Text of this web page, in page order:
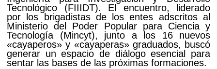
Tecnológico (FIIIDT). El encuentro, liderado
por los brigadistas de los entes adscritos al
Ministerio del Poder Popular para Ciencia y
Tecnología (Mincyt), junto a los 16 nuevos
«cayaperos» y «cayaperas» graduados, buscó
generar un espacio de diálogo esencial para
sentar las bases de las próximas formaciones.